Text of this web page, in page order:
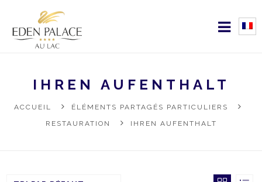
IHREN AUFENTHALT
ACCUEIL
ÉLÉMENTS PARTAGÉS PARTICULIERS
RESTAURATION
IHREN AUFENTHALT